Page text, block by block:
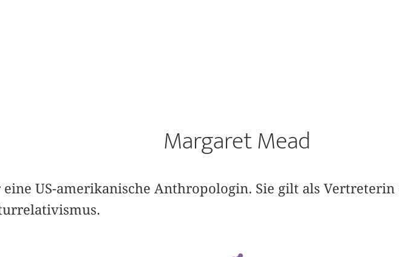
Margaret Mead
US-amerikanische Anthropologin. Sie gilt als Vertreterin